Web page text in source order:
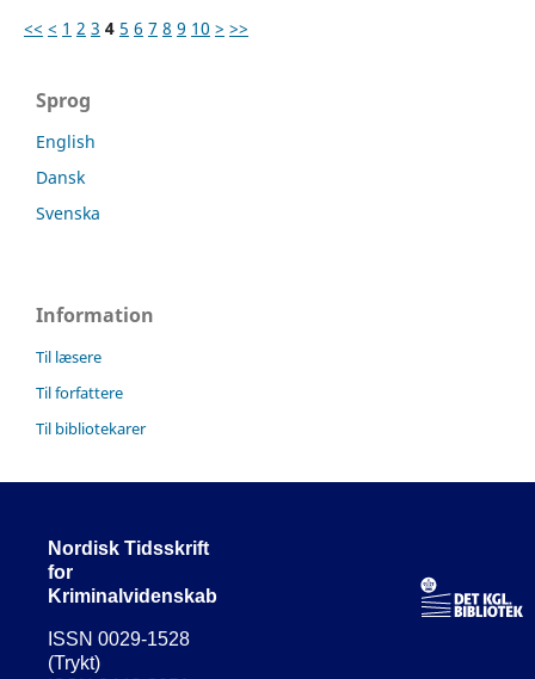
<< < 1 2 3 4 5 6 7 8 9 10 > >>
Sprog
English
Dansk
Svenska
Information
Til læsere
Til forfattere
Til bibliotekarer
Nordisk Tidsskrift
for
Kriminalvidenskab
ISSN 0029-1528
(Trykt)